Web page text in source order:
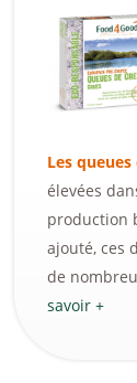
Les
élevées
production
ajouté, ces
de
savoir +